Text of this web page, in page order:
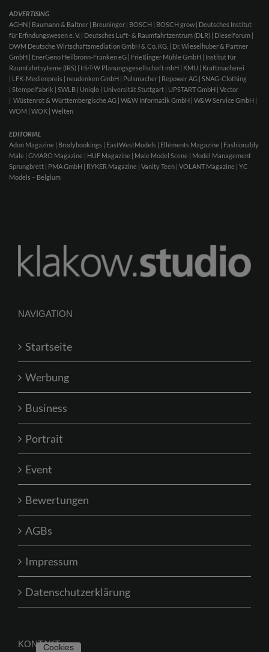
ADVERTISING
AGHN | Baumann & Baltner | Breuninger | BOSCH | BOSCH grow | Deutsches Institut
für Erfindungswesen e. V. | Deutsches Luft- & Raumfahrtzentrum (DLR) | Dieselforum |
DWM Deutsche Wirtschaftsmediation GmbH & Co. KG. | Dr. Wieselhuber & Partner
GmbH | EnerGeno Heilbronn-Franken eG | Frießinger Mühle GmbH | Institut für
Raumfahrtsyteme (IRS) | I·S·T·W Planungsgesellschaft mbH | KMU | Kraftmacherei
| LFK-Medienpreis | neudenken GmbH | Pulsmacher | Repower AG | SNAG-Clothing
| Stempelfabrik | SWLB | Uniqlo | Universität Stuttgart | UPSTART GmbH | Vector
| Wüstenrot & Württembergische AG | W&W Informatik GmbH | W&W Service GmbH |
WOM | WOK | Welten
EDITORIAL
Adon Magazine | Brodybookings | EastWestModels | Elléments Magazine | Fashionably
Male | GMARO Magazine | HUF Magazine | Male Model Scene | Model Management
Sprungbrett | PMA GmbH | RYKER Magazine | Vanity Teen | VOLANT Magazine | YC
Models – Belgium
NAVIGATION
Startseite
Werbung
Business
Portrait
Event
Bewertungen
AGBs
Impressum
Datenschutzerklärung
KONTAKT
Cookies